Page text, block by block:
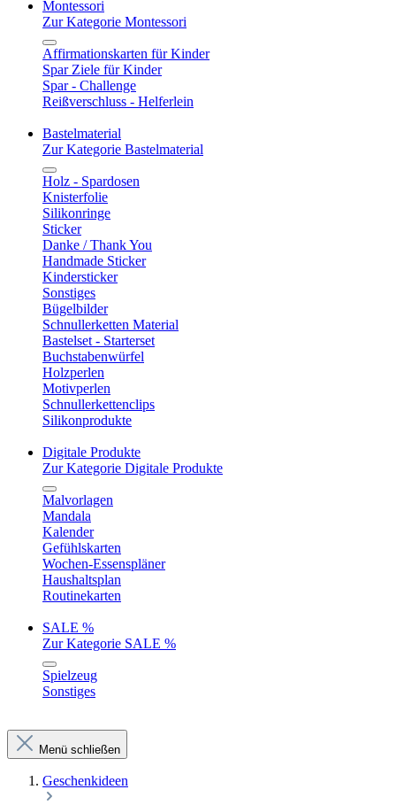
Montessori
Zur Kategorie Montessori
Affirmationskarten für Kinder
Spar Ziele für Kinder
Spar - Challenge
Reißverschluss - Helferlein
Bastelmaterial
Zur Kategorie Bastelmaterial
Holz - Spardosen
Knisterfolie
Silikonringe
Sticker
Danke / Thank You
Handmade Sticker
Kindersticker
Sonstiges
Bügelbilder
Schnullerketten Material
Bastelset - Starterset
Buchstabenwürfel
Holzperlen
Motivperlen
Schnullerkettenclips
Silikonprodukte
Digitale Produkte
Zur Kategorie Digitale Produkte
Malvorlagen
Mandala
Kalender
Gefühlskarten
Wochen-Essenspläner
Haushaltsplan
Routinekarten
SALE %
Zur Kategorie SALE %
Spielzeug
Sonstiges
Menü schließen
Geschenkideen